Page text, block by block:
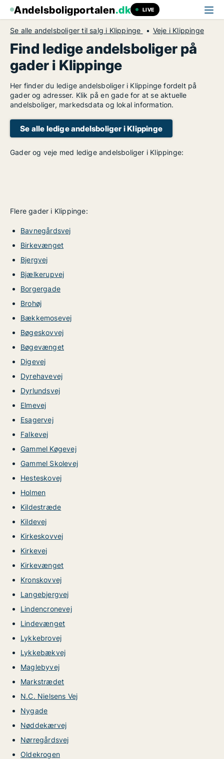
Andelsboligportalen.dk LIVE
Se alle andelsboliger til salg i Klippinge Veje i Klippinge
Find ledige andelsboliger på
gader i Klippinge
Her finder du ledige andelsboliger i Klippinge fordelt på
gader og adresser. Klik på en gade for at se aktuelle
andelsboliger, markedsdata og lokal information.
Se alle ledige andelsboliger i Klippinge
Gader og veje med ledige andelsboliger i Klippinge:
Flere gader i Klippinge:
Bavnegårdsvej
Birkevænget
Bjergvej
Bjælkerupvej
Borgergade
Brohøj
Bækkemosevej
Bøgeskovvej
Bøgevænget
Digevej
Dyrehavevej
Dyrlundsvej
Elmevej
Esagervej
Falkevej
Gammel Køgevej
Gammel Skolevej
Hesteskovej
Holmen
Kildestræde
Kildevej
Kirkeskovvej
Kirkevej
Kirkevænget
Kronskovvej
Langebjergvej
Lindencronevej
Lindevænget
Lykkebrovej
Lykkebækvej
Maglebyvej
Markstrædet
N.C. Nielsens Vej
Nygade
Nøddekærvej
Nørregårdsvej
Oldekrogen